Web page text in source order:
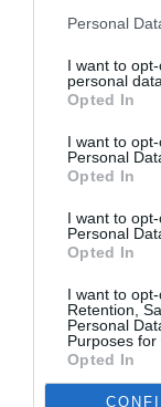
Personal
I want to
personal data.
Opted In
I want to
Personal
Opted In
I want to
Personal
Opted In
I want to
Retention,
Personal
Purposes for
Opted In
θα κάνει αυτό
Η πλατφόρμα
πλειοψηφίας
ακατάλληλο
για όσους
είναι μητέρα,
οτιδήποτε
τα σχόλια
Allen,